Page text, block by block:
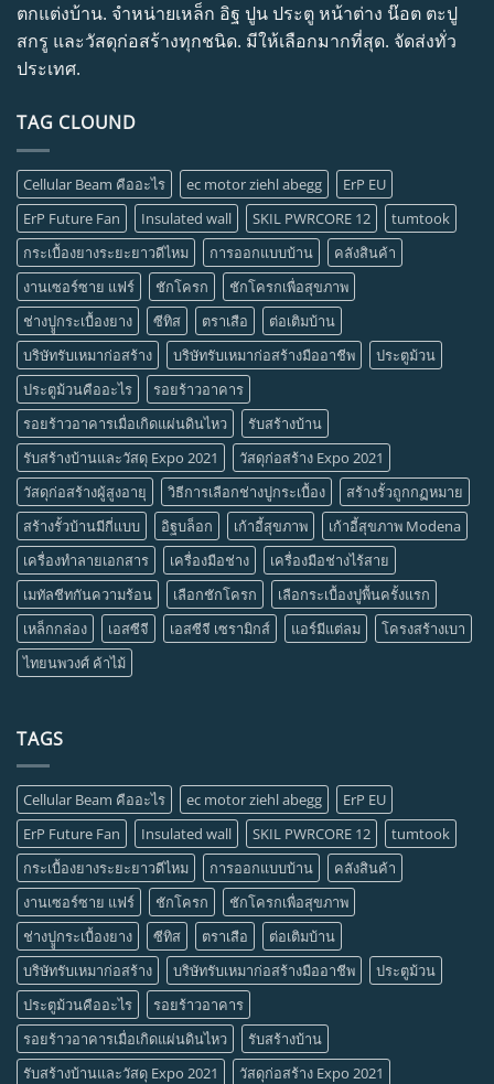
ตกแต่งบ้าน. จำหน่ายเหล็ก อิฐ ปูน ประตู หน้าต่าง น๊อต ตะปู
สกรู และวัสดุก่อสร้างทุกชนิด. มีให้เลือกมากที่สุด. จัดส่งทั่ว
ประเทศ.
TAG CLOUND
Cellular Beam คืออะไร ec motor ziehl abegg
ErP EU
ErP Future Fan
Insulated wall SKIL PWRCORE 12
tumtook
กระเบื้องยางระยะยาวดีไหม
การออกแบบบ้าน
คลังสินค้า
งานเซอร์ซาย แฟร์
ชักโครก
ชักโครกเพื่อสุขภาพ
ช่างปููกระเบื้องยาง
ซีทิส ตราเสือ
ต่อเติมบ้าน
บริษัทรับเหมาก่อสร้าง
บริษัทรับเหมาก่อสร้างมืออาชีพ
ประตูม้วน
ประตูม้วนคืออะไร
รอยร้าวอาคาร
รอยร้าวอาคารเมื่อเกิดแผ่นดินไหว
รับสร้างบ้าน
รับสร้างบ้านและวัสดุ Expo 2021
วัสดุก่อสร้าง Expo 2021
วัสดุก่อสร้างผู้สูงอายุ
วิธีการเลือกช่างปูกระเบื้อง
สร้างรั้วถูกกฏหมาย
สร้างรั้วบ้านมีกี่แบบ
อิฐบล็อก เก้าอี้สุขภาพ
เก้าอี้สุขภาพ Modena
เครื่องทำลายเอกสาร
เครื่องมือช่าง
เครื่องมือช่างไร้สาย
เมทัลชีทกันความร้อน
เลือกชักโครก
เลือกระเบื้องปูพื้นครั้งแรก
เหล็กกล่อง
เอสซีจี เอสซีจี เซรามิกส์ แอร์มีแต่ลม
โครงสร้างเบา
ไทยนพวงศ์ ค้าไม้
TAGS
Cellular Beam คืออะไร ec motor ziehl abegg
ErP EU
ErP Future Fan
Insulated wall SKIL PWRCORE 12
tumtook
กระเบื้องยางระยะยาวดีไหม
การออกแบบบ้าน
คลังสินค้า
งานเซอร์ซาย แฟร์
ชักโครก
ชักโครกเพื่อสุขภาพ
ช่างปููกระเบื้องยาง
ซีทิส ตราเสือ
ต่อเติมบ้าน
บริษัทรับเหมาก่อสร้าง
บริษัทรับเหมาก่อสร้างมืออาชีพ
ประตูม้วน
ประตูม้วนคืออะไร
รอยร้าวอาคาร
รอยร้าวอาคารเมื่อเกิดแผ่นดินไหว
รับสร้างบ้าน
รับสร้างบ้านและวัสดุ Expo 2021
วัสดุก่อสร้าง Expo 2021